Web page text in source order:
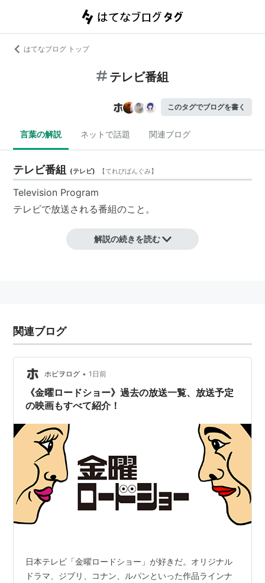
はてなブログ トップ
テレビ番組
このタグでブログを書く
言葉の解説 ネットで話題 関連ブログ
テレビ番組 (テレビ) 【てれびばんぐみ】
Television Program
テレビで放送される番組のこと。
以下はてなキーワードに登録されているテレビ番組
TVドラマ
テレビドラマ
連続ドラマ
スペシャルドラマ
海外ドラマ
時代劇
リスト::時代劇
特撮
リスト::特撮番組タイトル
アニメ
TVアニメ
テレビアニメ
深夜アニメ
バラエティ番組
ネタ番組
解説の続きを読む
関連ブログ
ホビヲログ • 1日前
《金曜ロードショー》過去の放送一覧、放送予定
の映画もすべて紹介！
日本テレビ「金曜ロードショー」が好きだ。オリジナル
ドラマ、ジブリ、コナン、ルパンといった作品ラインナ